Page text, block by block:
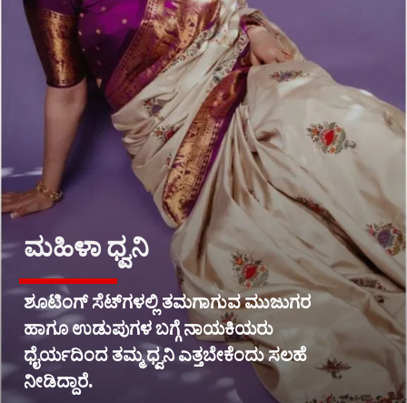
ಮಹಿಳಾ ಧ್ವನಿ
ಶೂಟಿಂಗ್ ಸೆಟ್‌ಗಳಲ್ಲಿ ತಮಗಾಗುವ ಮುಜುಗರ
ಹಾಗೂ ಉಡುಪುಗಳ ಬಗ್ಗೆ ನಾಯಕಿಯರು
ಧೈರ್ಯದಿಂದ ತಮ್ಮ ಧ್ವನಿ ಎತ್ತಬೇಕೆಂದು ಸಲಹೆ
ನೀಡಿದ್ದಾರೆ.